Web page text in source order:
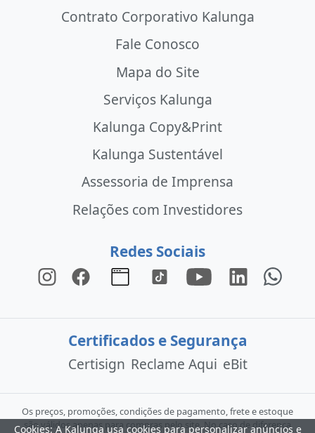
Contrato Corporativo Kalunga
Fale Conosco
Mapa do Site
Serviços Kalunga
Kalunga Copy&Print
Kalunga Sustentável
Assessoria de Imprensa
Relações com Investidores
Redes Sociais
Certificados e Segurança
Certisign Reclame Aqui eBit
Os preços, promoções, condições de pagamento, frete e estoque
são válidos apenas para compras pelo site. No caso de diferença
Cookies: A Kalunga usa cookies para personalizar anúncios e